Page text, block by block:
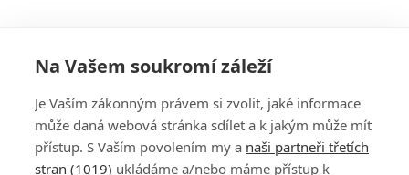
Na Vašem soukromí záleží
Je Vaším zákonným právem si zvolit, jaké informace
může daná webová stránka sdílet a k jakým může mít
přístup. S Vaším povolením my a naši partneři třetích
stran (1019) ukládáme a/nebo máme přístup k